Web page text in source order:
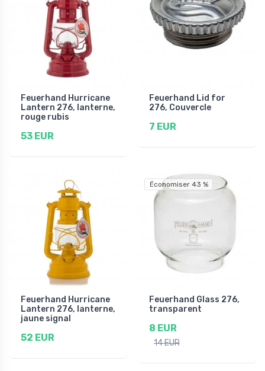
Feuerhand Hurricane
Lantern 276, lanterne,
rouge rubis
53 EUR
Feuerhand Lid for
276, Couvercle
7 EUR
Feuerhand Hurricane
Lantern 276, lanterne,
jaune signal
52 EUR
Économiser 43 %
Feuerhand Glass 276,
transparent
8 EUR
14 EUR